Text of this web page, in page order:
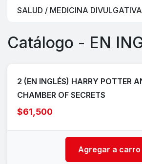
SALUD / MEDICINA DIVULGATIVA
Catálogo - EN
2 (EN INGLÉS) HARRY POTTER
CHAMBER OF SECRETS
$61,500
Agregar a carro